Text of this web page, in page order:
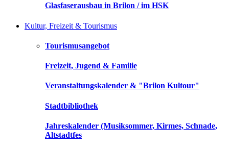
Glasfaserausbau in Brilon / im HSK
Kultur, Freizeit & Tourismus
Tourismusangebot
Freizeit, Jugend & Familie
Veranstaltungskalender & "Brilon Kultour"
Stadtbibliothek
Jahreskalender (Musiksommer, Kirmes, Schnade,
Altstadtfes